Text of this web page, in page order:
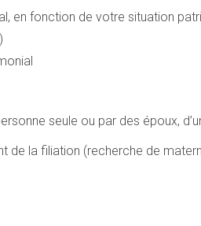
en fonction de votre situation
seule ou par des époux,
de la filiation (recherche de